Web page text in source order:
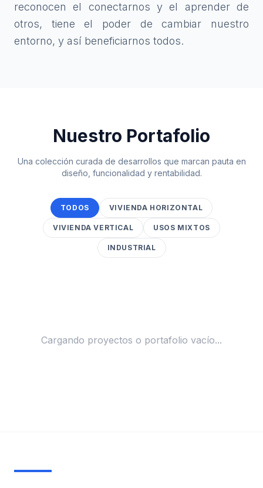
reconocen el conectarnos y el aprender de
otros, tiene el poder de cambiar nuestro
entorno, y así beneficiarnos todos.
Nuestro Portafolio
Una colección curada de desarrollos que marcan pauta en
diseño, funcionalidad y rentabilidad.
TODOS VIVIENDA HORIZONTAL
VIVIENDA VERTICAL USOS MIXTOS
INDUSTRIAL
Cargando proyectos o portafolio vacío...